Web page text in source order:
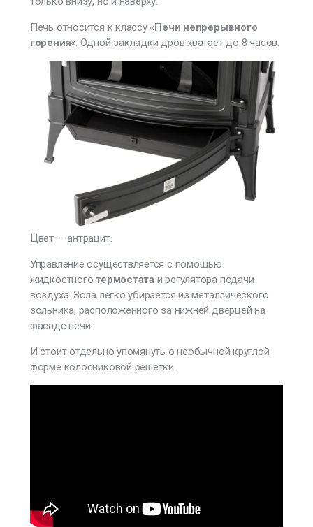
Печь относится к классу «Печи непрерывного
горения«. Одной закладки дров хватает до 8 часов.
Цвет — антрацит.
Управление осуществляется с помощью
жидкостноготермостатаи регулятора подачи
воздуха. Зола легко убирается из металлического
зольника, расположенного за нижней дверцей на
фасаде печи.
И стоит отдельно упомянуть о необычной круглой
форме колосниковой решетки.